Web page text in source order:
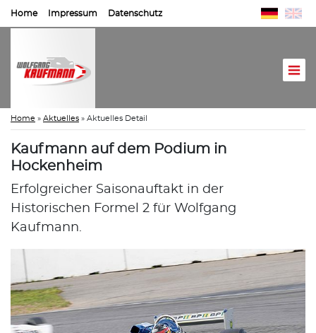
Home Impressum Datenschutz
Home » Aktuelles » Aktuelles Detail
Kaufmann auf dem Podium in
Hockenheim
Erfolgreicher Saisonauftakt in der
Historischen Formel 2 für Wolfgang
Kaufmann.